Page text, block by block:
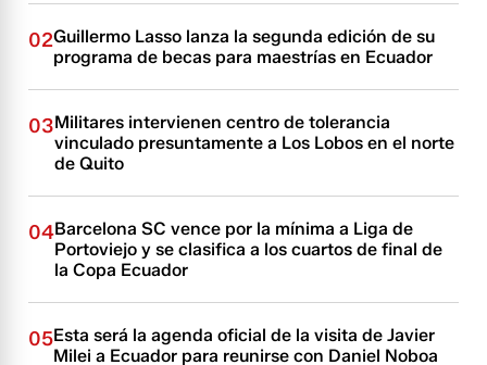
02Guillermo Lasso lanza la segunda edición de su
programa de becas para maestrías en Ecuador
03Militares intervienen centro de tolerancia
vinculado presuntamente a Los Lobos en el norte
de Quito
04Barcelona SC vence por la mínima a Liga de
Portoviejo y se clasifica a los cuartos de final de
la Copa Ecuador
05Esta será la agenda oficial de la visita de Javier
Milei a Ecuador para reunirse con Daniel Noboa